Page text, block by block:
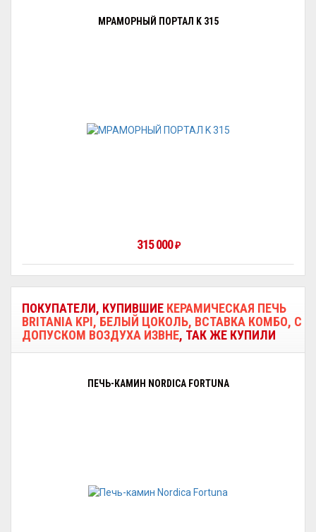
МРАМОРНЫЙ ПОРТАЛ K 315
315 000₽
ПОКУПАТЕЛИ, КУПИВШИЕ КЕРАМИЧЕСКАЯ ПЕЧЬ
BRITANIA KPI, БЕЛЫЙ ЦОКОЛЬ, ВСТАВКА КОМБО, С
ДОПУСКОМ ВОЗДУХА ИЗВНЕ, ТАК ЖЕ КУПИЛИ
ПЕЧЬ-КАМИН NORDICA FORTUNA